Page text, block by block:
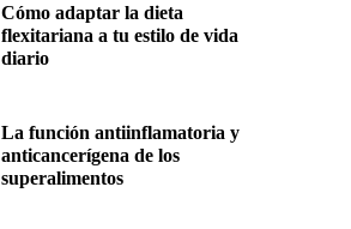
Cómo adaptar la dieta
flexitariana a tu estilo de vida
diario
La función antiinflamatoria y
anticancerígena de los
superalimentos